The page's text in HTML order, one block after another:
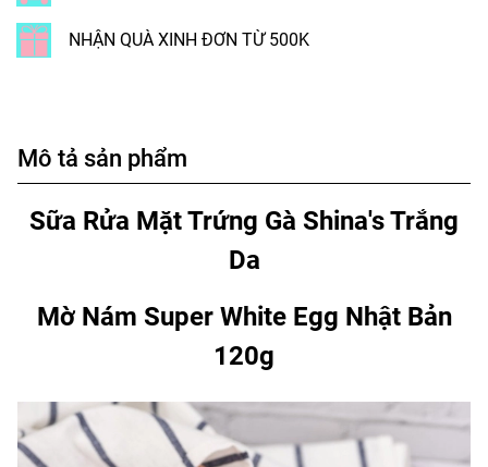
NHẬN QUÀ XINH ĐƠN TỪ 500K
Mô tả sản phẩm
Sữa Rửa Mặt Trứng Gà Shina's Trắng
Da
Mờ Nám Super White Egg Nhật Bản
120g